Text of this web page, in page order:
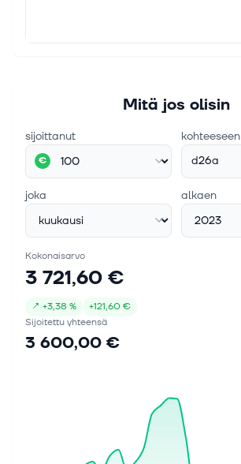
Mitä jos olisin
sijoittanut
€
kohteeseen
d26a
joka alkaen
Kokonaisarvo
3 721,60 €
↗ +3,38 % +121,60 €
Sijoitettu yhteensä
3 600,00 €